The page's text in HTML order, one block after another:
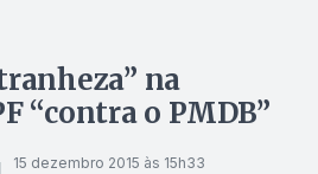
na
“contra o PMDB”
15 dezembro 2015 às 15h33